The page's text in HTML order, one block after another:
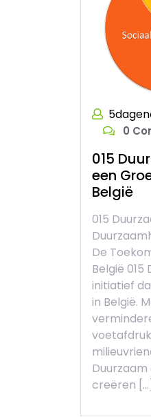
0
015
een
België
015
De
België
initiatief
in België.
creëren […]